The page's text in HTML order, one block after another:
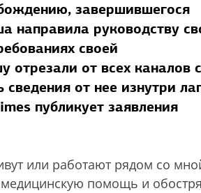
завершившегося
направила руководству
своей
от всех каналов
от нее изнутри
публикует заявления
или работают рядом со
помощь и